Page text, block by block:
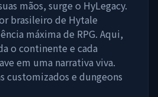
mãos, surge o HyLegacy.
brasileiro de Hytale
máxima de RPG. Aqui,
o continente e cada
em uma narrativa viva.
customizados e dungeons